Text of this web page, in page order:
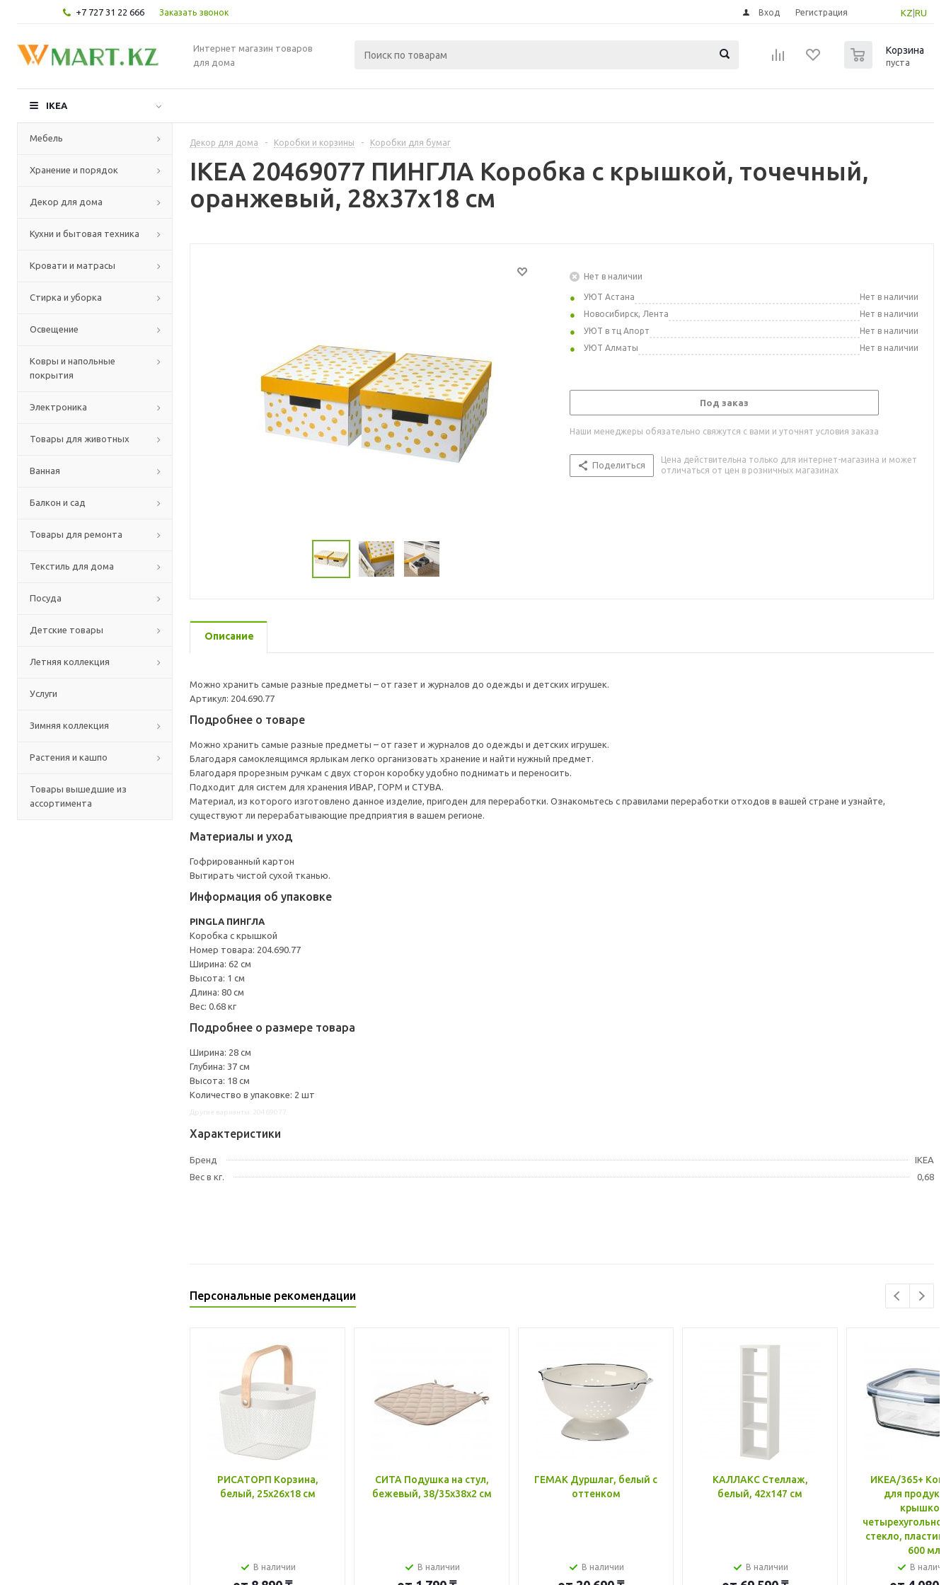
+7 727 31 22 666 Заказать звонок KZ RU
Вход Регистрация
Интернет магазин товаров
для дома
Корзина
пуста
IKEA
Мебель
Хранение и порядок
Декор для дома
Кухни и бытовая техника
Кровати и матрасы
Стирка и уборка
Освещение
Ковры и напольные
покрытия
Электроника
Товары для животных
Ванная
Балкон и сад
Товары для ремонта
Текстиль для дома
Посуда
Детские товары
Летняя коллекция
Услуги
Зимняя коллекция
Растения и кашпо
Товары вышедшие из
ассортимента
Декор для дома - Коробки и корзины - Коробки для бумаг
IKEA 20469077 ПИНГЛА Коробка с крышкой, точечный,
оранжевый, 28x37x18 см
Нет в наличии
УЮТ Астана
Нет в наличии
Новосибирск, Лента
Нет в наличии
УЮТ в тц Апорт
Нет в наличии
УЮТ Алматы
Нет в наличии
Под заказ
Наши менеджеры обязательно свяжутся с вами и уточнят условия заказа
Поделиться
Цена действительна только для интернет-магазина и может
отличаться от цен в розничных магазинах
Описание
Можно хранить самые разные предметы – от газет и журналов до одежды и детских игрушек.
Артикул: 204.690.77
Подробнее о товаре
Можно хранить самые разные предметы – от газет и журналов до одежды и детских игрушек.
Благодаря самоклеящимся ярлыкам легко организовать хранение и найти нужный предмет.
Благодаря прорезным ручкам с двух сторон коробку удобно поднимать и переносить.
Подходит для систем для хранения ИВАР, ГОРМ и СТУВА.
Материал, из которого изготовлено данное изделие, пригоден для переработки. Ознакомьтесь с правилами переработки отходов в вашей стране и узнайте,
существуют ли перерабатывающие предприятия в вашем регионе.
Материалы и уход
Гофрированный картон
Вытирать чистой сухой тканью.
Информация об упаковке
PINGLA ПИНГЛА
Коробка с крышкой
Номер товара: 204.690.77
Ширина: 62 см
Высота: 1 см
Длина: 80 см
Вес: 0.68 кг
Подробнее о размере товара
Ширина: 28 см
Глубина: 37 см
Высота: 18 см
Количество в упаковке: 2 шт
Характеристики
Бренд
IKEA
Вес в кг.
0,68
Персональные рекомендации
РИСАТОРП Корзина,
белый, 25x26x18 см
В наличии
СИТА Подушка на стул,
бежевый, 38/35x38x2 см
В наличии
ГЕМАК Дуршлаг, белый с
оттенком
В наличии
КАЛЛАКС Стеллаж,
белый, 42x147 см
В наличии
ИКЕА/365+
для
крышкой,
стекло, пластик
600 мл
В